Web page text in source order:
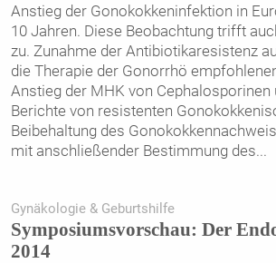
Anstieg der Gonokokkeninfektion in
10 Jahren. Diese Beobachtung trifft
zu. Zunahme der Antibiotikaresistenz
die Therapie der Gonorrhö
Anstieg der MHK von Cephalosporinen
Berichte von resistenten
Beibehaltung des
mit anschließender Bestimmung des...
Gynäkologie & Geburtshilfe
Symposiumsvorschau: Der
2014